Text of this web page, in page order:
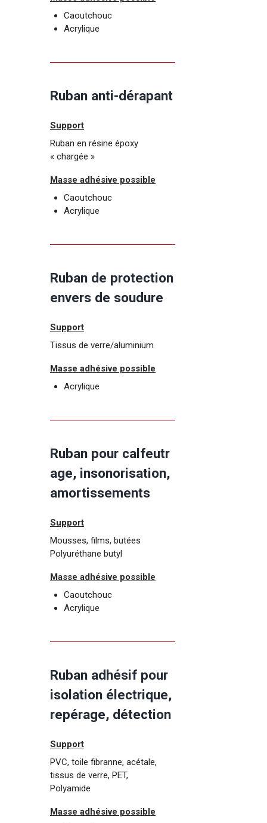
Caoutchouc
Acrylique
Ruban anti-dérapant
Support
Ruban en résine époxy
« chargée »
Masse adhésive possible
Caoutchouc
Acrylique
Ruban de protection
envers de soudure
Support
Tissus de verre/aluminium
Masse adhésive possible
Acrylique
Ruban pour calfeutr
age, insonorisation,
amortissements
Support
Mousses, films, butées
Polyuréthane butyl
Masse adhésive possible
Caoutchouc
Acrylique
Ruban adhésif pour
isolation électrique,
repérage, détection
Support
PVC, toile fibranne, acétale,
tissus de verre, PET,
Polyamide
Masse adhésive possible